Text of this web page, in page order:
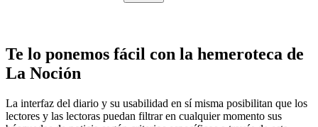
Te lo ponemos fácil con la hemeroteca de
La Noción
La interfaz del diario y su usabilidad en sí misma posibilitan que los
lectores y las lectoras puedan filtrar en cualquier momento sus